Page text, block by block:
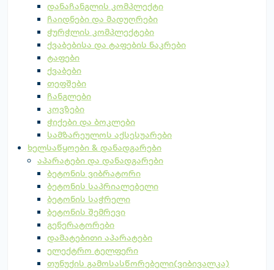
დანაჩანგლის კომპლექტი
ჩაიდნები და მადუღრები
ჭურჭლის კომპლექტები
ქვაბებისა და ტაფების ნაკრები
ტაფები
ქვაბები
თეფშები
ჩანგლები
კოვზები
ჭიქები და ბოკლები
სამზარეულოს აქსესუარები
ხელსაწყოები & დანადგარები
აპარატები და დანადგარები
ბეტონის ვიბრატორი
ბეტონის საპრიალებელი
ბეტონის საჭრელი
ბეტონის შემრევი
გენერატორები
დამატებითი აპარატები
ელექტრო ტელფერი
თუნუქის გამოსასწორებელი(ვიბივალკა)